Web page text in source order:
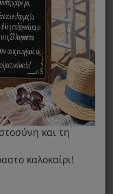
και τη
καλοκαίρι!